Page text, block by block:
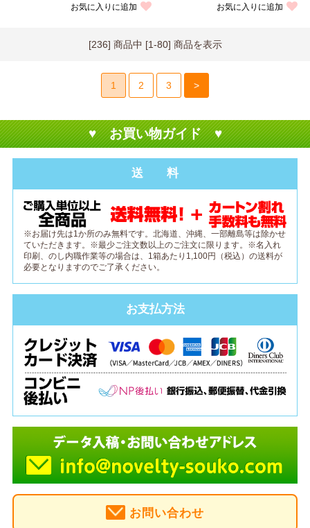
お気に入りに追加 お気に入りに追加
[236] 商品中 [1-80] 商品を表示
1 2 3 >
♥ お買い物ガイド ♥
送 料
※お届け先は1か所のみ無料です。北海道、沖縄、一部離島等は除かせ
ていただきます。※最少ご注文数以上のご注文に限ります。※名入れ
印刷、のし内職作業等の場合は、1箱あたり1,100円（税込）の送料が
必要となりますのでご了承ください。
お支払方法
お問い合わせ